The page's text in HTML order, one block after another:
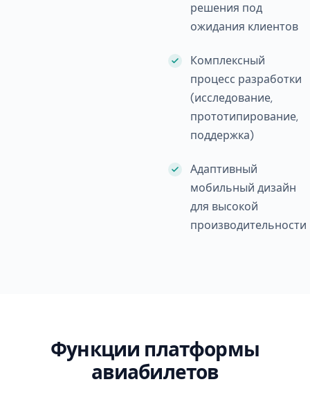
решения под
ожидания клиентов
Комплексный
процесс разработки
(исследование,
прототипирование,
поддержка)
Адаптивный
мобильный дизайн
для высокой
производительности
Функции платформы
авиабилетов